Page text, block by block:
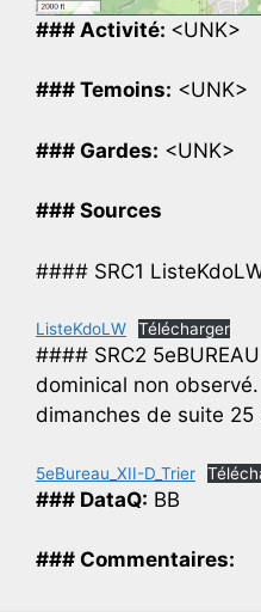
### Activité: <UNK>
### Temoins: <UNK>
### Gardes: <UNK>
### Sources
#### SRC1
ListeKdoLW Télécharger
#### SRC2
dominical non
dimanches de suite 25
5eBureau_XII-D_Trier
### DataQ: BB
### Commentaires: